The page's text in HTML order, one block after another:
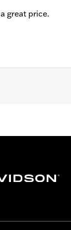
great price.
models). '06-